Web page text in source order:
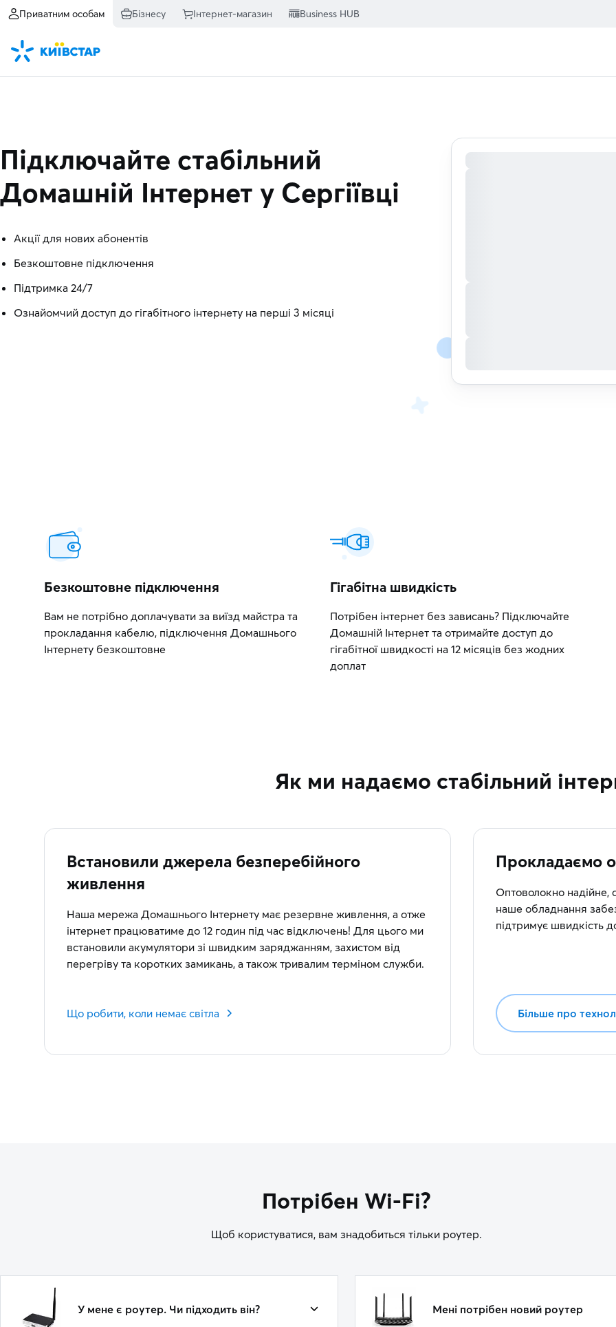
Приватним особам Бізнесу Інтернет-магазин Business HUB
Підключайте стабільний
Домашній Інтернет у Сергіївці
Акції для нових абонентів
Безкоштовне підключення
Підтримка 24/7
Ознайомчий доступ до гігабітного інтернету на перші 3 місяці
Безкоштовне підключення
Вам не потрібно доплачувати за виїзд майстра та
прокладання кабелю, підключення Домашнього
Інтернету безкоштовне
Гігабітна швидкість
Потрібен інтернет без зависань? Підключайте
Домашній Інтернет та отримайте доступ до
гігабітної швидкості на 12 місяців без жодних
доплат
Як ми надаємо стабільний
Встановили джерела безперебійного
живлення
Наша мережа Домашнього Інтернету має резервне живлення, а отже
інтернет працюватиме до 12 годин під час відключень! Для цього ми
встановили акумулятори зі швидким заряджанням, захистом від
перегріву та коротких замикань, а також тривалим терміном служби.
Що робити, коли немає світла
Прокладаємо
Оптоволокно надійне,
наше обладнання
підтримує швидкість
Більше про
Потрібен Wi-Fi?
Щоб користуватися, вам знадобиться тільки роутер.
У мене є роутер. Чи підходить він? Мені потрібен новий роутер